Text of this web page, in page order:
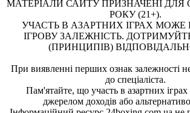
МАТЕРІАЛИ САЙТУ ПРИЗНАЧЕНІ ДЛЯ
РОКУ (21+).
УЧАСТЬ В АЗАРТНИХ ІГРАХ
ІГРОВУ ЗАЛЕЖНІСТЬ.
(ПРИНЦИПІВ)
При виявленні перших ознак залежності
до спеціаліста.
Пам'ятайте, що участь в азартних
джерелом доходів або